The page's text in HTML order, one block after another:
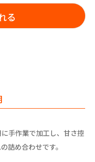
る
手作業で加工し、甘さ控
詰め合わせです。